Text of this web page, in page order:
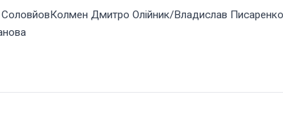
Дмитро Олійник/Владислав